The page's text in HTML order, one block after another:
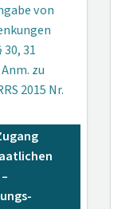
von
30, 31
zu
2015 Nr.